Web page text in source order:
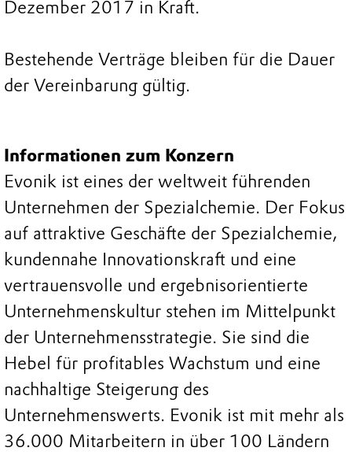
Dezember 2017 in Kraft.
Bestehende Verträge bleiben für die Dauer
der Vereinbarung gültig.
Informationen zum Konzern
Evonik ist eines der weltweit führenden
Unternehmen der Spezialchemie. Der Fokus
auf attraktive Geschäfte der Spezialchemie,
kundennahe Innovationskraft und eine
vertrauensvolle und ergebnisorientierte
Unternehmenskultur stehen im Mittelpunkt
der Unternehmensstrategie. Sie sind die
Hebel für profitables Wachstum und eine
nachhaltige Steigerung des
Unternehmenswerts. Evonik ist mit mehr als
36.000 Mitarbeitern in über 100 Ländern